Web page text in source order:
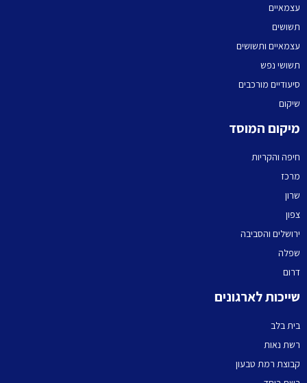
עצמאיים
תשושים
עצמאיים ותשושים
תשושי נפש
סיעודיים מורכבים
שיקום
מיקום המוסד
חיפה והקריות
מרכז
שרון
צפון
ירושלים והסביבה
שפלה
דרום
שייכות לארגונים
בית בלב
רשת נאות
קבוצת רמת טבעון